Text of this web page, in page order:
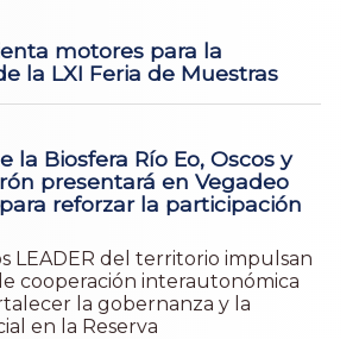
motores para la
la LXI Feria de Muestras
la Biosfera Río Eo, Oscos y
presentará en Vegadeo
reforzar la participación
LEADER del territorio impulsan
cooperación interautonómica
la gobernanza y la
en la Reserva